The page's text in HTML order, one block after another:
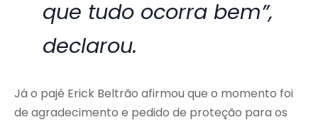
que tudo ocorra bem”,
declarou.
Já o pajé Erick Beltrão afirmou que o momento foi
de agradecimento e pedido de proteção para os